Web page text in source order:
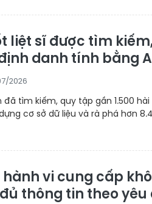
liệt sĩ được tìm
danh tính bằng
2026
tìm kiếm, quy tập gần 1.500
cơ sở dữ liệu và rà phá hơn
hành vi cung cấp
thông tin theo yêu